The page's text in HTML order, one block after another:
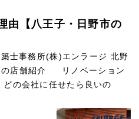
由【八王子・日野市の
士事務所(株)エンラージ 北野
店舗紹介 リノベーション
の会社に任せたら良いの